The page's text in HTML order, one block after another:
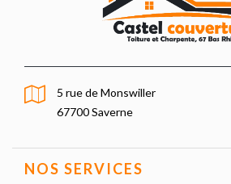
5 rue de Monswiller
67700 Saverne
NOS SERVICES